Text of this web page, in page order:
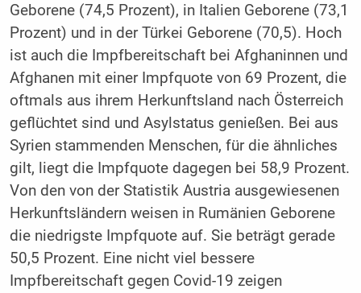
Geborene (74,5 Prozent), in Italien Geborene (73,1
Prozent) und in der Türkei Geborene (70,5). Hoch
ist auch die Impfbereitschaft bei Afghaninnen und
Afghanen mit einer Impfquote von 69 Prozent, die
oftmals aus ihrem Herkunftsland nach Österreich
geflüchtet sind und Asylstatus genießen. Bei aus
Syrien stammenden Menschen, für die ähnliches
gilt, liegt die Impfquote dagegen bei 58,9 Prozent.
Von den von der Statistik Austria ausgewiesenen
Herkunftsländern weisen in Rumänien Geborene
die niedrigste Impfquote auf. Sie beträgt gerade
50,5 Prozent. Eine nicht viel bessere
Impfbereitschaft gegen Covid-19 zeigen